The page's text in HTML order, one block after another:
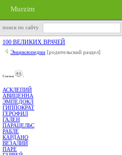
Murzim
поиск по сайту
100 ВЕЛИКИХ ВРАЧЕЙ
Энциклопедии [родительский раздел]
Cтатьи :
АСКЛЕПИЙ
АВИЦЕННА
ЭМПЕДОКЛ
ГИППОКРАТ
ГЕРОФИЛ
ГАЛЕН
ПАРАЦЕЛЬС
РАБЛЕ
КАРДАНО
ВЕЗАЛИЙ
ПАРЕ